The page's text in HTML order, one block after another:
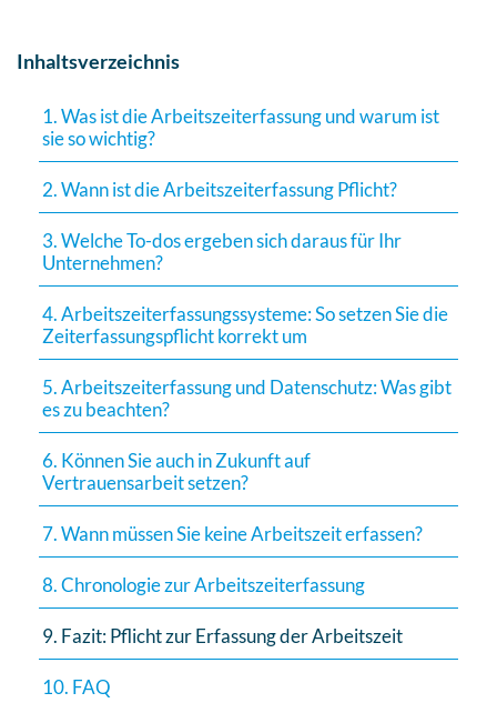
Inhaltsverzeichnis
1. Was ist die Arbeitszeiterfassung und warum ist
sie so wichtig?
2. Wann ist die Arbeitszeiterfassung Pflicht?
3. Welche To-dos ergeben sich daraus für Ihr
Unternehmen?
4. Arbeitszeiterfassungssysteme: So setzen Sie die
Zeiterfassungspflicht korrekt um
5. Arbeitszeiterfassung und Datenschutz: Was gibt
es zu beachten?
6. Können Sie auch in Zukunft auf
Vertrauensarbeit setzen?
7. Wann müssen Sie keine Arbeitszeit erfassen?
8. Chronologie zur Arbeitszeiterfassung
9. Fazit: Pflicht zur Erfassung der Arbeitszeit
10. FAQ